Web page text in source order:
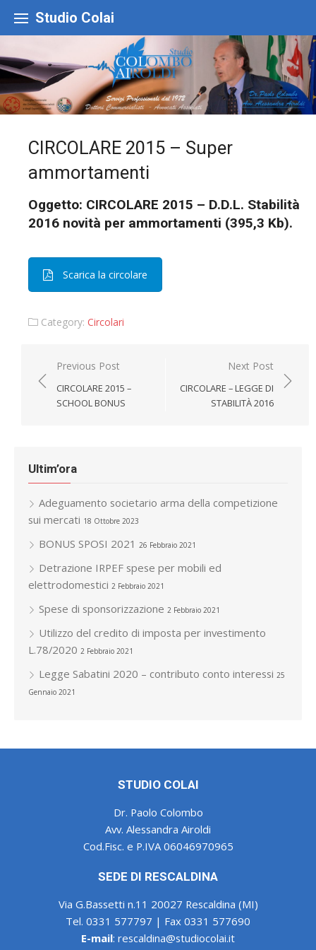
content
Studio Colai
CIRCOLARE 2015 – Super
ammortamenti
Oggetto: CIRCOLARE 2015 – D.D.L. Stabilità
2016 novità per ammortamenti (395,3 Kb).
Scarica la circolare
Category: Circolari
Navigazione
articoli
Previous Post
CIRCOLARE 2015 –
SCHOOL BONUS
Next Post
CIRCOLARE – LEGGE DI
STABILITÀ 2016
Ultim’ora
Adeguamento societario arma della competizione
sui mercati 18 Ottobre 2023
BONUS SPOSI 2021 26 Febbraio 2021
Detrazione IRPEF spese per mobili ed
elettrodomestici 2 Febbraio 2021
Spese di sponsorizzazione 2 Febbraio 2021
Utilizzo del credito di imposta per investimento
L.78/2020 2 Febbraio 2021
Legge Sabatini 2020 – contributo conto interessi 25
Gennaio 2021
STUDIO COLAI
Dr. Paolo Colombo
Avv. Alessandra Airoldi
Cod.Fisc. e P.IVA 06046970965
SEDE DI RESCALDINA
Via G.Bassetti n.11 20027 Rescaldina (MI)
Tel. 0331 577797 | Fax 0331 577690
E-mail: rescaldina@studiocolai.it